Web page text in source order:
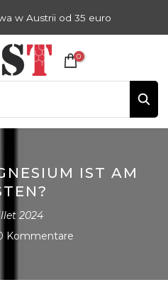
w Austrii od 35 euro
0
IST AM
2024
Kommentare